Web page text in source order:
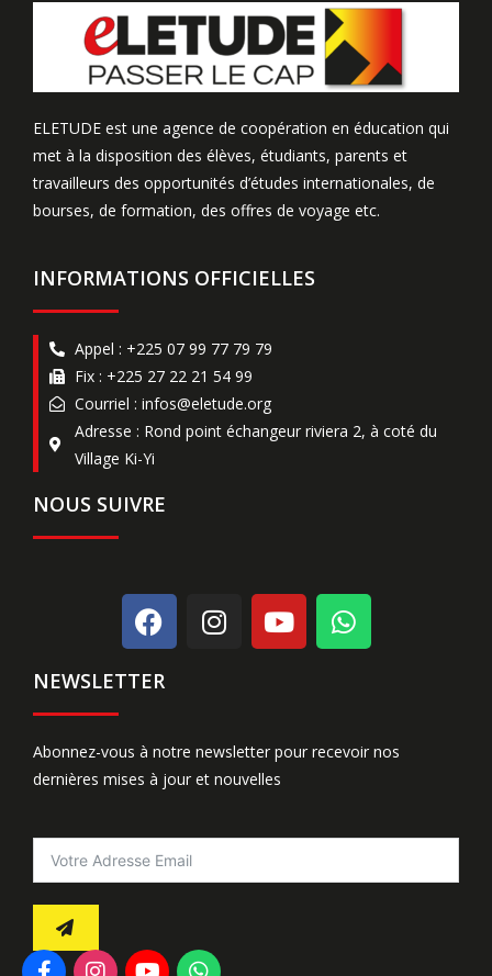
ELETUDE est une agence de coopération en éducation qui
met à la disposition des élèves, étudiants, parents et
travailleurs des opportunités d’études internationales, de
bourses, de formation, des offres de voyage etc.
INFORMATIONS OFFICIELLES
Appel : +225 07 99 77 79 79
Fix : +225 27 22 21 54 99
Courriel : infos@eletude.org
Adresse : Rond point échangeur riviera 2, à coté du
Village Ki-Yi
NOUS SUIVRE
NEWSLETTER
Abonnez-vous à notre newsletter pour recevoir nos
dernières mises à jour et nouvelles